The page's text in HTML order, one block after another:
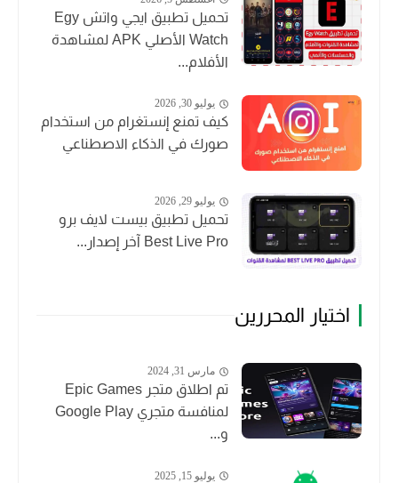
تحميل تطبيق ايجي واتش Egy
Watch الأصلي APK لمشاهدة
الأفلام...
يوليو 30, 2026
كيف تمنع إنستغرام من استخدام
صورك في الذكاء الاصطناعي
يوليو 29, 2026
تحميل تطبيق بيست لايف برو
Best Live Pro آخر إصدار...
اختيار المحررين
مارس 31, 2024
تم اطلاق متجر Epic Games
لمنافسة متجري Google Play
و...
يوليو 15, 2025